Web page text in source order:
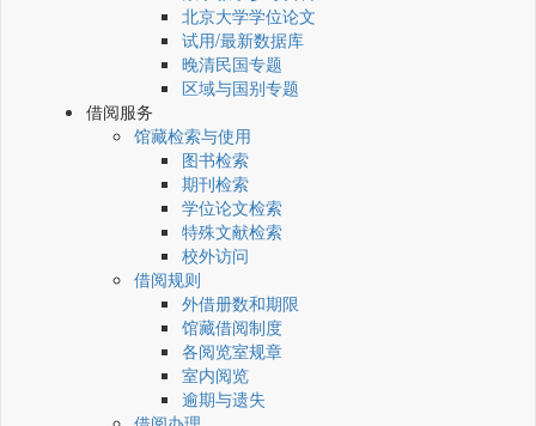
北京大学学位论文
试用/最新数据库
晚清民国专题
区域与国别专题
借阅服务
馆藏检索与使用
图书检索
期刊检索
学位论文检索
特殊文献检索
校外访问
借阅规则
外借册数和期限
馆藏借阅制度
各阅览室规章
室内阅览
逾期与遗失